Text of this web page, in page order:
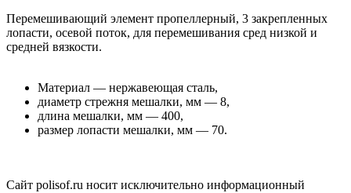
Перемешивающий элемент пропеллерный, 3 закрепленных
лопасти, осевой поток, для перемешивания сред низкой и
средней вязкости.
Материал — нержавеющая сталь,
диаметр стрежня мешалки, мм — 8,
длина мешалки, мм — 400,
размер лопасти мешалки, мм — 70.
Сайт polisof.ru носит исключительно информационный